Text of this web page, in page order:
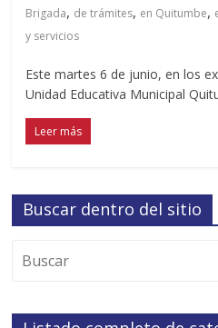
Brigada, de trámites, en Quitumbe,
y servicios
Este martes 6 de junio, en los
Unidad Educativa Municipal
Leer más
Buscar dentro del sitio